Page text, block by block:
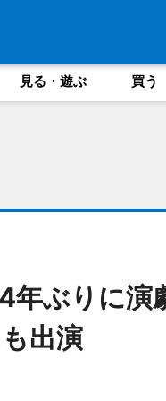
見る・遊ぶ 買う
年ぶりに演
出演